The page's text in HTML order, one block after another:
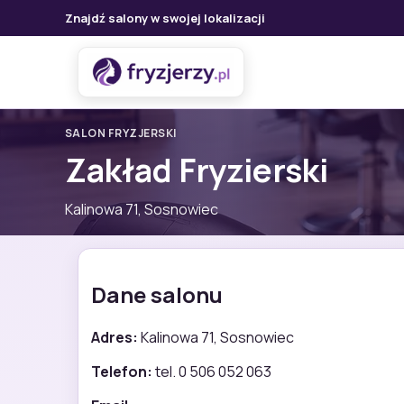
Znajdź salony w swojej lokalizacji
SALON FRYZJERSKI
Zakład Fryzierski
Kalinowa 71, Sosnowiec
Dane salonu
Adres: Kalinowa 71, Sosnowiec
Telefon: tel. 0 506 052 063